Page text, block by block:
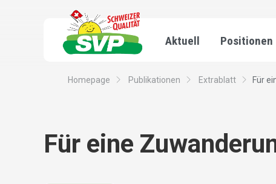
Aktuell Positionen
Homepage Publikationen Extrablatt Für
Für eine